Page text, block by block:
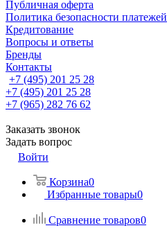
Публичная оферта
Политика безопасности платежей
Кредитование
Вопросы и ответы
Бренды
Контакты
+7 (495) 201 25 28
+7 (495) 201 25 28
+7 (965) 282 76 62
Заказать звонок
Задать вопрос
Войти
Корзина0
Избранные товары0
Сравнение товаров0